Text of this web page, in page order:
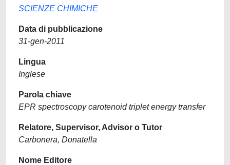
SCIENZE CHIMICHE
Data di pubblicazione
31-gen-2011
Lingua
Inglese
Parola chiave
EPR spectroscopy carotenoid triplet energy transfer
Relatore, Supervisor, Advisor o Tutor
Carbonera, Donatella
Nome Editore